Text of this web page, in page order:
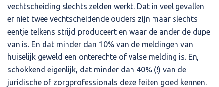
vechtscheiding slechts zelden werkt. Dat in veel gevallen
er niet twee vechtscheidende ouders zijn maar slechts
eentje telkens strijd produceert en waar de ander de dupe
van is. En dat minder dan 10% van de meldingen van
huiselijk geweld een onterechte of valse melding is. En,
schokkend eigenlijk, dat minder dan 40% (!) van de
juridische of zorgprofessionals deze feiten goed kennen.